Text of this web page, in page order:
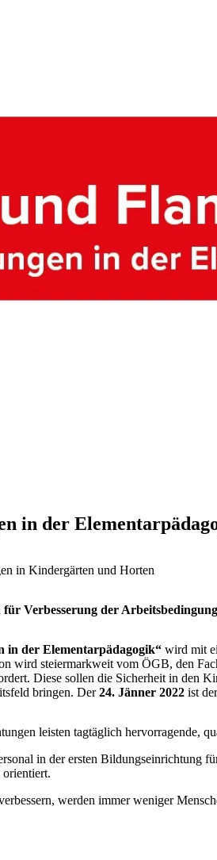
in der
in Kindergärten und Horten
Verbesserung der
in der Elementarpädagogik“ wird mit
wird steiermarkweit vom ÖGB, den
Diese sollen die Sicherheit in den
bringen. Der24. Jänner 2022 ist
leisten tagtäglich hervorragende,
in der ersten Bildungseinrichtung
orientiert.
werden immer weniger